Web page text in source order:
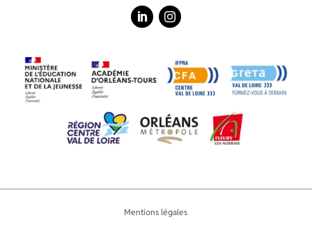
Mentions légales